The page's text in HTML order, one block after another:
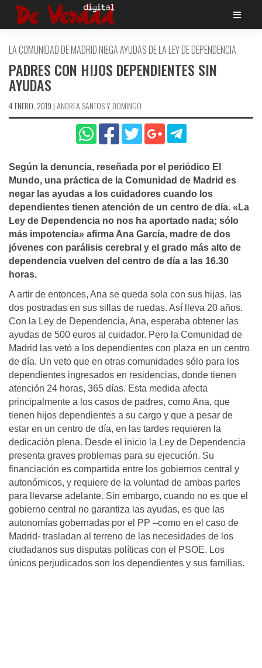
Saltar
LA COMUNIDAD DE MADRID NIEGA AYUDAS DE LA LEY DE DEPENDENCIA
PADRES CON HIJOS DEPENDIENTES SIN
AYUDAS
4 ENERO, 2019 |ANDREA SANTOS Y DOMINGO
Según la denuncia, reseñada por el periódico El
Mundo, una práctica de la Comunidad de Madrid es
negar las ayudas a los cuidadores cuando los
dependientes tienen atención de un centro de dí­a. «La
Ley de Dependencia no nos ha aportado nada; sólo
más impotencia» afirma Ana Garcí­a, madre de dos
jóvenes con parálisis cerebral y el grado más alto de
dependencia vuelven del centro de dí­a a las 16.30
horas.
A artir de entonces, Ana se queda sola con sus hijas, las
dos postradas en sus sillas de ruedas. Así lleva 20 años.
Con la Ley de Dependencia, Ana, esperaba obtener las
ayudas de 500 euros al cuidador. Pero la Comunidad de
Madrid las vetó a los dependientes con plaza en un centro
de día. Un veto que en otras comunidades sólo para los
dependientes ingresados en residencias, donde tienen
atención 24 horas, 365 días. Esta medida afecta
principalmente a los casos de padres, como Ana, que
tienen hijos dependientes a su cargo y que a pesar de
estar en un centro de día, en las tardes requieren la
dedicación plena. Desde el inicio la Ley de Dependencia
presenta graves problemas para su ejecución. Su
financiación es compartida entre los gobiernos central y
autonómicos, y requiere de la voluntad de ambas partes
para llevarse adelante. Sin embargo, cuando no es que el
gobierno central no garantiza las ayudas, es que las
autonomías gobernadas por el PP –como en el caso de
Madrid- trasladan al terreno de las necesidades de los
ciudadanos sus disputas políticas con el PSOE. Los
únicos perjudicados son los dependientes y sus familias.